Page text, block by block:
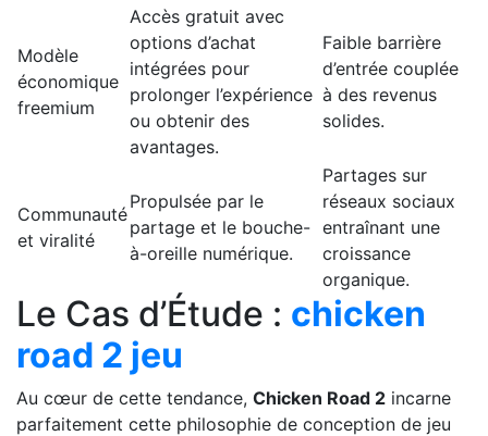
Modèle
économique
freemium
Accès gratuit avec
options d’achat
intégrées pour
prolonger l’expérience
ou obtenir des
avantages.
Faible barrière
d’entrée couplée
à des revenus
solides.
Communauté
et viralité
Propulsée par le
partage et le bouche-
à-oreille numérique.
Partages sur
réseaux sociaux
entraînant une
croissance
organique.
Le Cas d’Étude : chicken
road 2 jeu
Au cœur de cette tendance, Chicken Road 2 incarne
parfaitement cette philosophie de conception de jeu